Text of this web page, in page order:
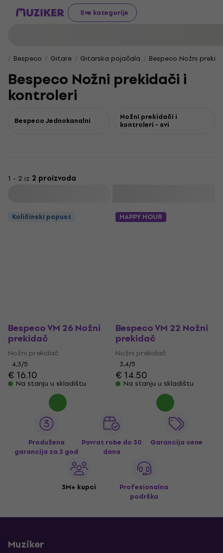
Sve kategorije
Bespeco Gitare Gitarska pojačala Bespeco Nožni
Bespeco Nožni prekidači i
kontroleri
Bespeco Jednokanalni Nožni prekidači i
kontroleri - svi
1 - 2 iz 2 proizvoda
Količinski popust
Bespeco VM 26 Nožni
prekidač
Nožni prekidač
4,3/5
€ 16.10
Na stanju u skladištu
HAPPY HOUR
Bespeco VM 22 Nožni
prekidač
Nožni prekidač
3,4/5
€ 14.50
Na stanju u skladištu
Produžena
garancija za 3 god
Povrat robe do 30
dana
Garancija cene
3M+ kupci
Profesionalna
podrška
Muziker